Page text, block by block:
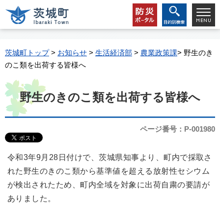
茨城町トップ> お知らせ > 生活経済部 > 農業政策課> 野生のき
のこ類を出荷する皆様へ
野生のきのこ類を出荷する皆様へ
ページ番号：P-001980
令和3年9月28日付けで、茨城県知事より、町内で採取さ
れた野生のきのこ類から基準値を超える放射性セシウム
が検出されたため、町内全域を対象に出荷自粛の要請が
ありました。